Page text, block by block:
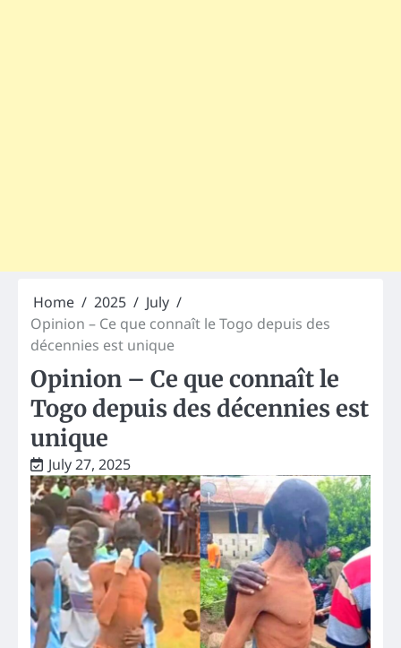
Home 2025
July
Opinion – Ce que connaît le Togo depuis des
décennies est unique
Opinion – Ce que connaît le
Togo depuis des décennies est
unique
July 27, 2025